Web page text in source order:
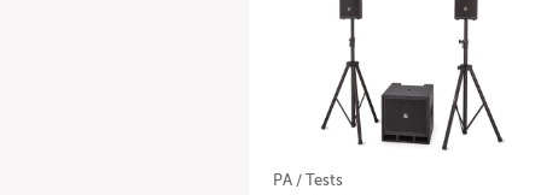
PA/ Tests